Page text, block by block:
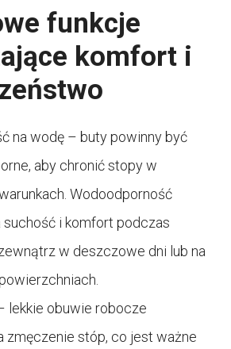
funkcje
komfort i
na wodę – buty powinny być
aby chronić stopy w
Wodoodporność
suchość i komfort podczas
w deszczowe dni lub na
lekkie obuwie robocze
zmęczenie stóp, co jest ważne